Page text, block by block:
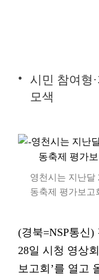
시민 참여형
모색
영천시는 지난달
동축제 평가보고
(경북=NSP통신
28일 시청 영상
보고회’를 열고